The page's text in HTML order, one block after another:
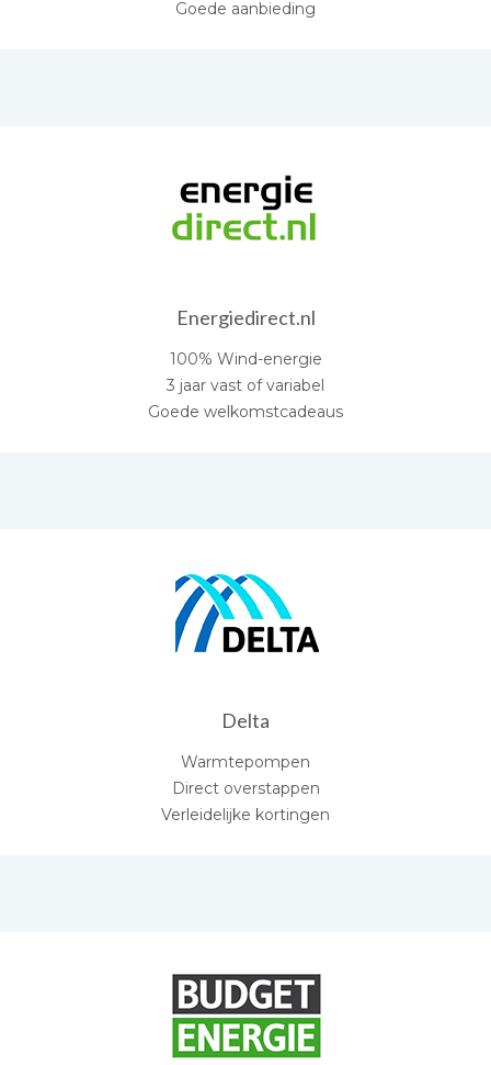
Goede aanbieding
Energiedirect.nl
100% Wind-energie
3 jaar vast of variabel
Goede welkomstcadeaus
Delta
Warmtepompen
Direct overstappen
Verleidelijke kortingen